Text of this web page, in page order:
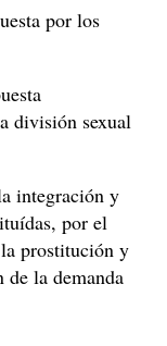
por los
división sexual
integración y
por el
prostitución y
la demanda